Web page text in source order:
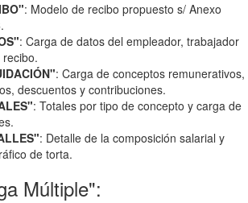
: Modelo de recibo propuesto s/ Anexo
: Carga de datos del empleador, trabajador
: Carga de conceptos remunerativos,
descuentos y contribuciones.
: Totales por tipo de concepto y carga de
: Detalle de la composición salarial y
de torta.
Múltiple":